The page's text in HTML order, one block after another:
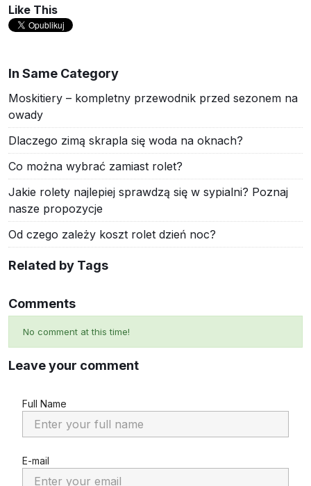
Like This
In Same Category
Moskitiery – kompletny przewodnik przed sezonem na
owady
Dlaczego zimą skrapla się woda na oknach?
Co można wybrać zamiast rolet?
Jakie rolety najlepiej sprawdzą się w sypialni? Poznaj
nasze propozycje
Od czego zależy koszt rolet dzień noc?
Related by Tags
Comments
No comment at this time!
Leave your comment
Full Name
E-mail